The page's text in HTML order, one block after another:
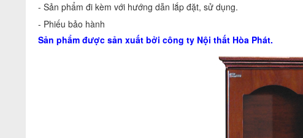
- Sản phẩm đi kèm với hướng dẫn lắp đặt, sử dụng.
- Phiếu bảo hành
Sản phẩm được sản xuất bởi công ty Nội thất Hòa Phát.